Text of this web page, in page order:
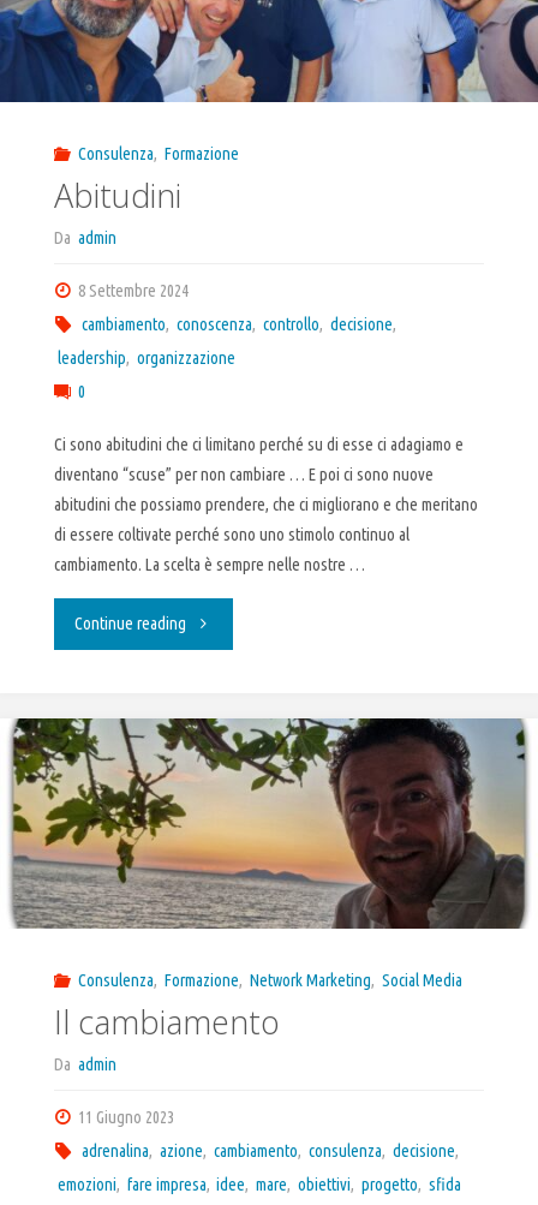
Consulenza, Formazione
Abitudini
Da admin
8 Settembre 2024
cambiamento, conoscenza, controllo, decisione,
leadership, organizzazione
0
Ci sono abitudini che ci limitano perché su di esse ci adagiamo e
diventano “scuse” per non cambiare … E poi ci sono nuove
abitudini che possiamo prendere, che ci migliorano e che meritano
di essere coltivate perché sono uno stimolo continuo al
cambiamento. La scelta è sempre nelle nostre …
Continue reading "Abitudini"
Consulenza, Formazione, Network Marketing, Social Media
Il cambiamento
Da admin
11 Giugno 2023
adrenalina, azione, cambiamento, consulenza, decisione,
emozioni, fare impresa, idee, mare, obiettivi, progetto, sfida